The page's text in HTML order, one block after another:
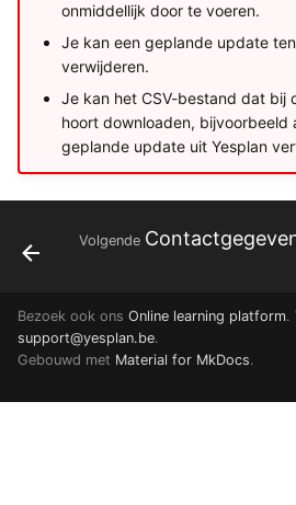
onmiddellijk door te voeren.
Je kan een geplande update
verwijderen.
Je kan het CSV-bestand dat bij
hoort downloaden, bijvoorbeeld
geplande update uit Yesplan
Volgende Contactgegevens
Bezoek ook ons Online learning platform.
support@yesplan.be.
Gebouwd met Material for MkDocs.